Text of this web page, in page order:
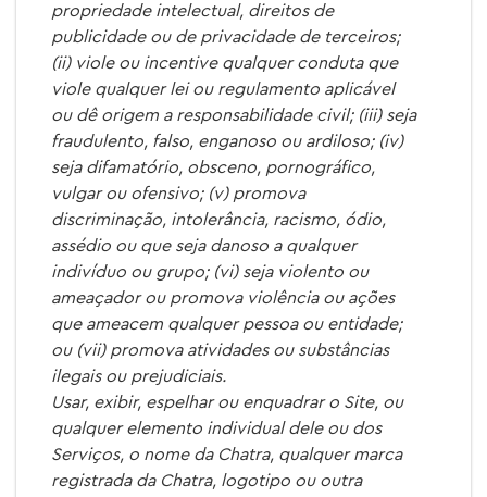
propriedade intelectual, direitos de
publicidade ou de privacidade de terceiros;
(ii) viole ou incentive qualquer conduta que
viole qualquer lei ou regulamento aplicável
ou dê origem a responsabilidade civil; (iii) seja
fraudulento, falso, enganoso ou ardiloso; (iv)
seja difamatório, obsceno, pornográfico,
vulgar ou ofensivo; (v) promova
discriminação, intolerância, racismo, ódio,
assédio ou que seja danoso a qualquer
indivíduo ou grupo; (vi) seja violento ou
ameaçador ou promova violência ou ações
que ameacem qualquer pessoa ou entidade;
ou (vii) promova atividades ou substâncias
ilegais ou prejudiciais.
Usar, exibir, espelhar ou enquadrar o Site, ou
qualquer elemento individual dele ou dos
Serviços, o nome da Chatra, qualquer marca
registrada da Chatra, logotipo ou outra